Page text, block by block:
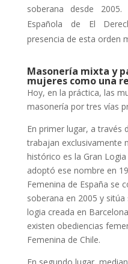
soberana desde 2005.
Española de El
presencia de esta orden
Masonería mixta y
mujeres como una
Hoy, en la práctica, las
masonería por tres vías
En primer lugar, a través
trabajan exclusivamente
histórico es la Gran
adoptó ese nombre en
Femenina de España se
soberana en 2005 y
logia creada en
existen obediencias
Femenina de Chile.